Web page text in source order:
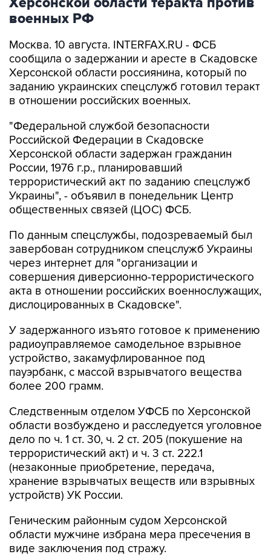
военных РФ
Москва. 10 августа. INTERFAX.RU - ФСБ
сообщила о задержании и аресте в Скадовске
Херсонской области россиянина, который по
заданию украинских спецслужб готовил теракт
в отношении российских военных.
"Федеральной службой безопасности
Российской Федерации в Скадовске
Херсонской области задержан гражданин
России, 1976 г.р., планировавший
террористический акт по заданию спецслужб
Украины", - объявил в понедельник Центр
общественных связей (ЦОС) ФСБ.
По данным спецслужбы, подозреваемый был
завербован сотрудником спецслужб Украины
через интернет для "организации и
совершения диверсионно-террористического
акта в отношении российских военнослужащих,
дислоцированных в Скадовске".
У задержанного изъято готовое к применению
радиоуправляемое самодельное взрывное
устройство, закамуфлированное под
пауэрбанк, с массой взрывчатого вещества
более 200 грамм.
Следственным отделом УФСБ по Херсонской
области возбуждено и расследуется уголовное
дело по ч. 1 ст. 30, ч. 2 ст. 205 (покушение на
террористический акт) и ч. 3 ст. 222.1
(незаконные приобретение, передача,
хранение взрывчатых веществ или взрывных
устройств) УК России.
Геническим районным судом Херсонской
области мужчине избрана мера пресечения в
виде заключения под стражу.